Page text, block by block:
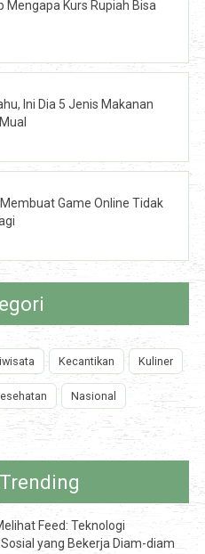
Mengapa Kurs Rupiah Bisa
Ini Dia 5 Jenis Makanan
Membuat Game Online Tidak
Kecantikan Kuliner
Nasional
Feed: Teknologi
yang Bekerja Diam-diam